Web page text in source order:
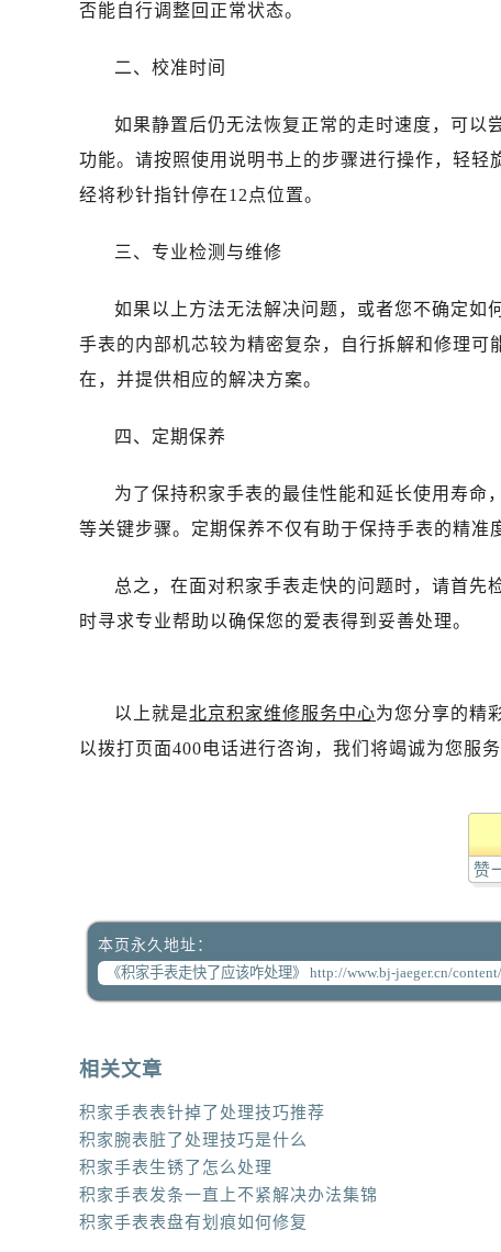
否能自行调整回正常状态。
二、校准时间
如果静置后仍无法恢复正常的走时速度，可以
功能。请按照使用说明书上的步骤进行操作，轻
经将秒针指针停在12点位置。
三、专业检测与维修
如果以上方法无法解决问题，或者您不确定如
手表的内部机芯较为精密复杂，自行拆解和修理
在，并提供相应的解决方案。
四、定期保养
为了保持积家手表的最佳性能和延长使用寿命
等关键步骤。定期保养不仅有助于保持手表的精准
总之，在面对积家手表走快的问题时，请首先
时寻求专业帮助以确保您的爱表得到妥善处理。
以上就是北京积家维修服务中心为您分享的精
以拨打页面400电话进行咨询，我们将竭诚为您服务
赞
本页永久地址：
相关文章
积家手表表针掉了处理技巧推荐
积家腕表脏了处理技巧是什么
积家手表生锈了怎么处理
积家手表发条一直上不紧解决办法集锦
积家手表表盘有划痕如何修复